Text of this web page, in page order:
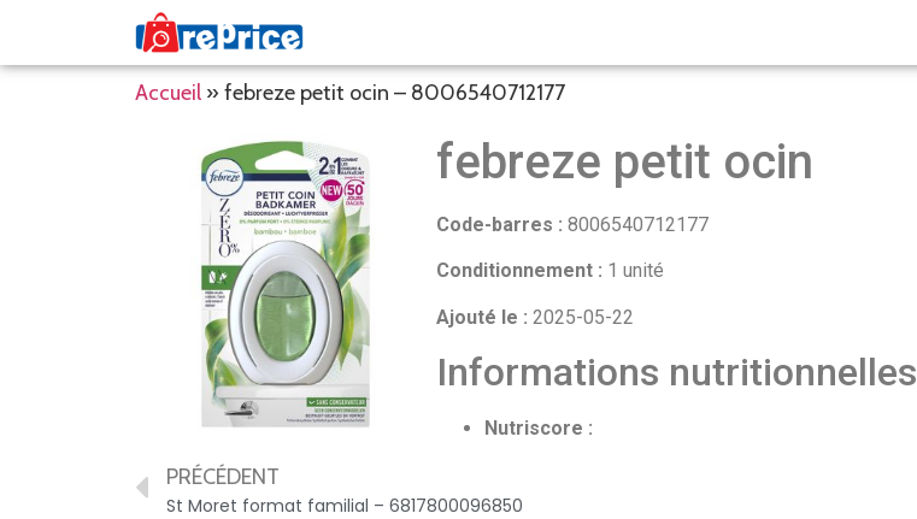
Accueil » febreze petit ocin – 8006540712177
febreze petit ocin
Code-barres : 8006540712177
Conditionnement : 1 unité
Ajouté le : 2025-05-22
Informations nutritionnelles
Nutriscore :
PRÉCÉDENT
St Moret format familial – 6817800096850